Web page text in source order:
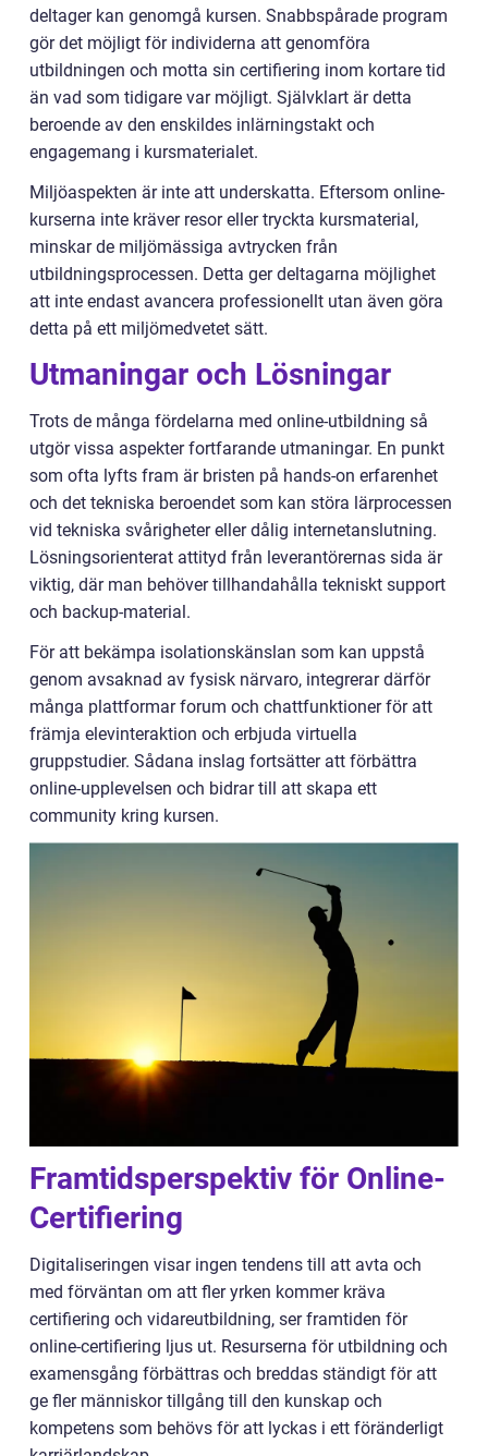
deltager kan genomgå kursen. Snabbspårade program
gör det möjligt för individerna att genomföra
utbildningen och motta sin certifiering inom kortare tid
än vad som tidigare var möjligt. Självklart är detta
beroende av den enskildes inlärningstakt och
engagemang i kursmaterialet.
Miljöaspekten är inte att underskatta. Eftersom online-
kurserna inte kräver resor eller tryckta kursmaterial,
minskar de miljömässiga avtrycken från
utbildningsprocessen. Detta ger deltagarna möjlighet
att inte endast avancera professionellt utan även göra
detta på ett miljömedvetet sätt.
Utmaningar och Lösningar
Trots de många fördelarna med online-utbildning så
utgör vissa aspekter fortfarande utmaningar. En punkt
som ofta lyfts fram är bristen på hands-on erfarenhet
och det tekniska beroendet som kan störa lärprocessen
vid tekniska svårigheter eller dålig internetanslutning.
Lösningsorienterat attityd från leverantörernas sida är
viktig, där man behöver tillhandahålla tekniskt support
och backup-material.
För att bekämpa isolationskänslan som kan uppstå
genom avsaknad av fysisk närvaro, integrerar därför
många plattformar forum och chattfunktioner för att
främja elevinteraktion och erbjuda virtuella
gruppstudier. Sådana inslag fortsätter att förbättra
online-upplevelsen och bidrar till att skapa ett
community kring kursen.
Framtidsperspektiv för Online-
Certifiering
Digitaliseringen visar ingen tendens till att avta och
med förväntan om att fler yrken kommer kräva
certifiering och vidareutbildning, ser framtiden för
online-certifiering ljus ut. Resurserna för utbildning och
examensgång förbättras och breddas ständigt för att
ge fler människor tillgång till den kunskap och
kompetens som behövs för att lyckas i ett föränderligt